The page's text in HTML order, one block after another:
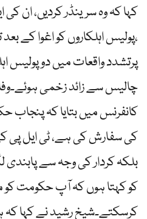
کہا کہ وہ سرینڈر کردیں، ان کی
،پولیس اہلکاروں کو اغوا کے بعد
پرتشدد واقعات میں دو پولیس
چالیس سے زائد زخمی
کانفرنس میں بتایا کہ پنجاب
کی سفارش کی ہے، ٹی ایل پی
بلکہ کردار کی وجہ سے پابندی
کو کہتا ہوں کہ آپ حکومت کو
کرسکتے۔شیخ رشید نے کہا